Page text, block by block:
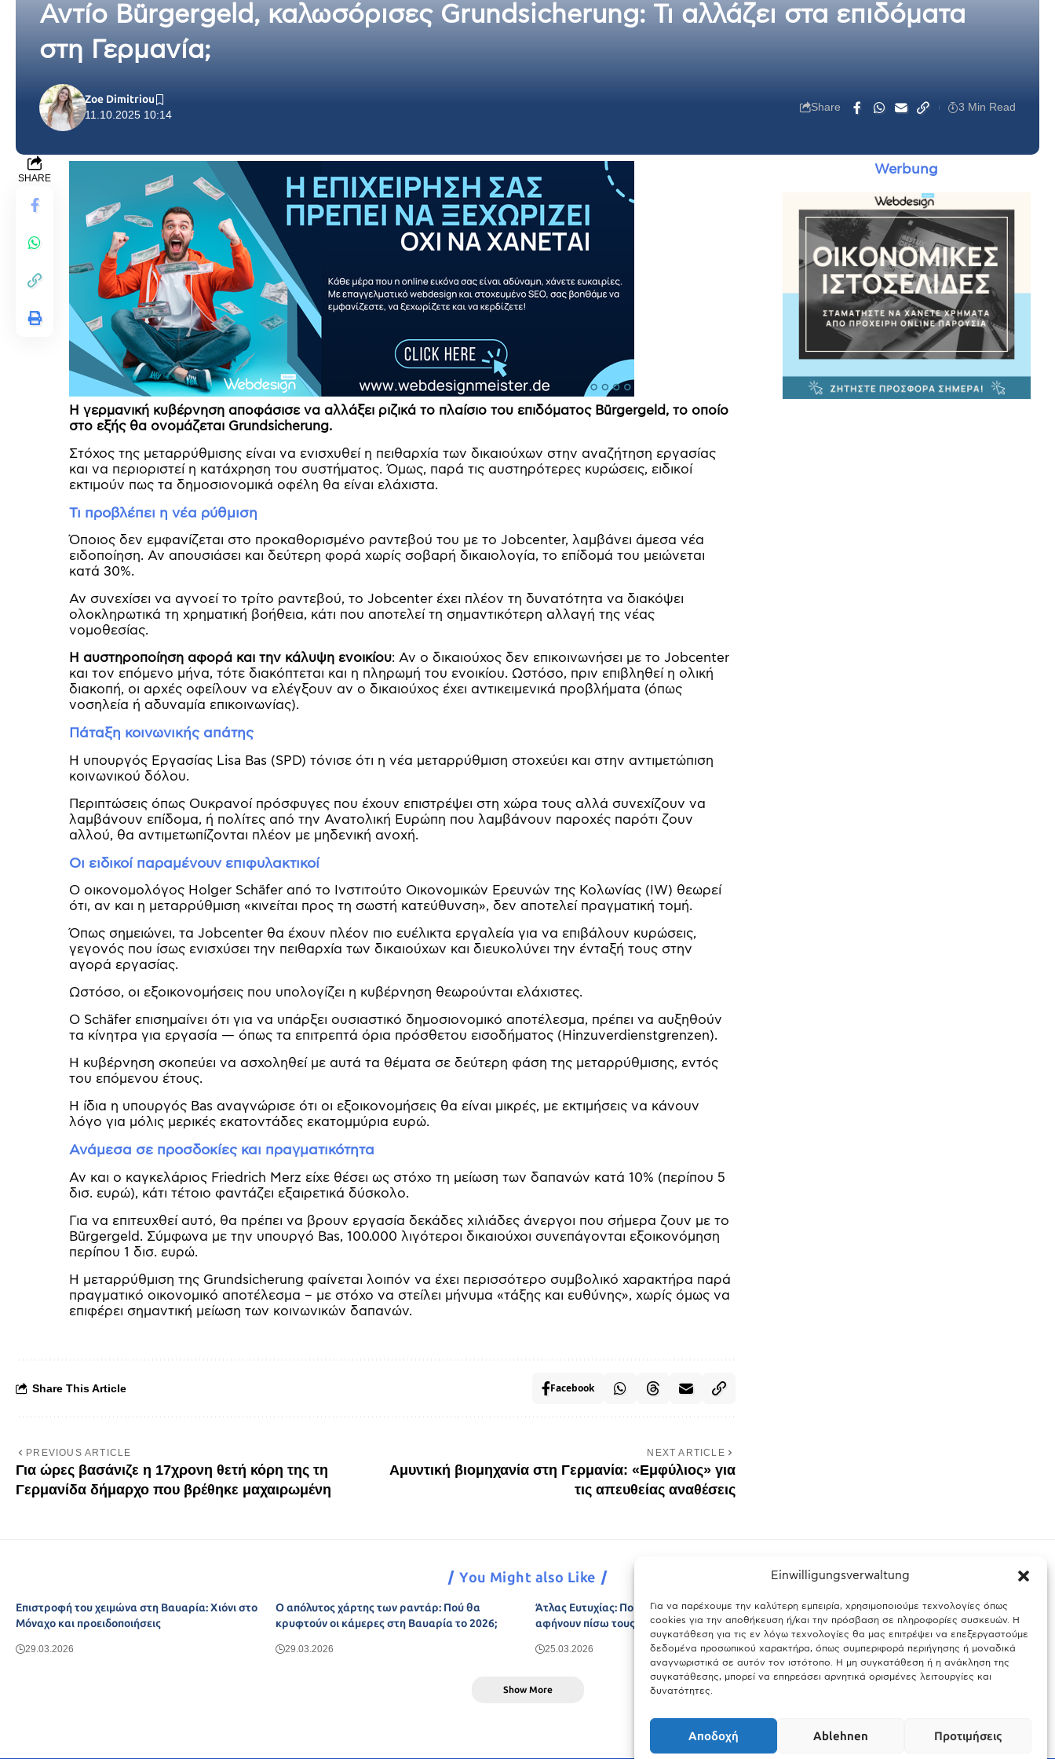
Einwilligungsverwaltung
Για να παρέχουμε την καλύτερη εμπειρία, χρησιμοποιούμε τεχνολογίες όπως
cookies για την αποθήκευση ή/και την πρόσβαση σε πληροφορίες συσκευών. Η
συγκατάθεση για τις εν λόγω τεχνολογίες θα μας επιτρέψει να επεξεργαστούμε
δεδομένα προσωπικού χαρακτήρα, όπως συμπεριφορά περιήγησης ή μοναδικά
αναγνωριστικά σε αυτόν τον ιστότοπο. Η μη συγκατάθεση ή η ανάκληση της
συγκατάθεσης, μπορεί να επηρεάσει αρνητικά ορισμένες λειτουργίες και
δυνατότητες.
Αποδοχή Ablehnen Προτιμήσεις
Αντίο Bürgergeld, καλωσόρισες Grundsicherung: Τι αλλάζει στα επιδόματα
στη Γερμανία;
11.10.2025 10:14
Zoe Dimitriou
Share 3 Min Read
SHARE
Η γερμανική κυβέρνηση αποφάσισε να αλλάξει ριζικά το πλαίσιο του επιδόματος Bürgergeld, το οποίο
στο εξής θα ονομάζεται Grundsicherung.
Στόχος της μεταρρύθμισης είναι να ενισχυθεί η πειθαρχία των δικαιούχων στην αναζήτηση εργασίας
και να περιοριστεί η κατάχρηση του συστήματος. Όμως, παρά τις αυστηρότερες κυρώσεις, ειδικοί
εκτιμούν πως τα δημοσιονομικά οφέλη θα είναι ελάχιστα.
Τι προβλέπει η νέα ρύθμιση
Όποιος δεν εμφανίζεται στο προκαθορισμένο ραντεβού του με το Jobcenter, λαμβάνει άμεσα νέα
ειδοποίηση. Αν απουσιάσει και δεύτερη φορά χωρίς σοβαρή δικαιολογία, το επίδομά του μειώνεται
κατά 30%.
Αν συνεχίσει να αγνοεί το τρίτο ραντεβού, το Jobcenter έχει πλέον τη δυνατότητα να διακόψει
ολοκληρωτικά τη χρηματική βοήθεια, κάτι που αποτελεί τη σημαντικότερη αλλαγή της νέας
νομοθεσίας.
Η αυστηροποίηση αφορά και την κάλυψη ενοικίου: Αν ο δικαιούχος δεν επικοινωνήσει με το Jobcenter
και τον επόμενο μήνα, τότε διακόπτεται και η πληρωμή του ενοικίου. Ωστόσο, πριν επιβληθεί η ολική
διακοπή, οι αρχές οφείλουν να ελέγξουν αν ο δικαιούχος έχει αντικειμενικά προβλήματα (όπως
νοσηλεία ή αδυναμία επικοινωνίας).
Πάταξη κοινωνικής απάτης
Η υπουργός Εργασίας Lisa Bas (SPD) τόνισε ότι η νέα μεταρρύθμιση στοχεύει και στην αντιμετώπιση
κοινωνικού δόλου.
Περιπτώσεις όπως Ουκρανοί πρόσφυγες που έχουν επιστρέψει στη χώρα τους αλλά συνεχίζουν να
λαμβάνουν επίδομα, ή πολίτες από την Ανατολική Ευρώπη που λαμβάνουν παροχές παρότι ζουν
αλλού, θα αντιμετωπίζονται πλέον με μηδενική ανοχή.
Οι ειδικοί παραμένουν επιφυλακτικοί
Ο οικονομολόγος Holger Schäfer από το Ινστιτούτο Οικονομικών Ερευνών της Κολωνίας (IW) θεωρεί
ότι, αν και η μεταρρύθμιση «κινείται προς τη σωστή κατεύθυνση», δεν αποτελεί πραγματική τομή.
Όπως σημειώνει, τα Jobcenter θα έχουν πλέον πιο ευέλικτα εργαλεία για να επιβάλουν κυρώσεις,
γεγονός που ίσως ενισχύσει την πειθαρχία των δικαιούχων και διευκολύνει την ένταξή τους στην
αγορά εργασίας.
Ωστόσο, οι εξοικονομήσεις που υπολογίζει η κυβέρνηση θεωρούνται ελάχιστες.
Ο Schäfer επισημαίνει ότι για να υπάρξει ουσιαστικό δημοσιονομικό αποτέλεσμα, πρέπει να αυξηθούν
τα κίνητρα για εργασία — όπως τα επιτρεπτά όρια πρόσθετου εισοδήματος (Hinzuverdienstgrenzen).
Η κυβέρνηση σκοπεύει να ασχοληθεί με αυτά τα θέματα σε δεύτερη φάση της μεταρρύθμισης, εντός
του επόμενου έτους.
Η ίδια η υπουργός Bas αναγνώρισε ότι οι εξοικονομήσεις θα είναι μικρές, με εκτιμήσεις να κάνουν
λόγο για μόλις μερικές εκατοντάδες εκατομμύρια ευρώ.
Ανάμεσα σε προσδοκίες και πραγματικότητα
Αν και ο καγκελάριος Friedrich Merz είχε θέσει ως στόχο τη μείωση των δαπανών κατά 10% (περίπου 5
δισ. ευρώ), κάτι τέτοιο φαντάζει εξαιρετικά δύσκολο.
Για να επιτευχθεί αυτό, θα πρέπει να βρουν εργασία δεκάδες χιλιάδες άνεργοι που σήμερα ζουν με το
Bürgergeld. Σύμφωνα με την υπουργό Bas, 100.000 λιγότεροι δικαιούχοι συνεπάγονται εξοικονόμηση
περίπου 1 δισ. ευρώ.
Η μεταρρύθμιση της Grundsicherung φαίνεται λοιπόν να έχει περισσότερο συμβολικό χαρακτήρα παρά
πραγματικό οικονομικό αποτέλεσμα – με στόχο να στείλει μήνυμα «τάξης και ευθύνης», χωρίς όμως να
επιφέρει σημαντική μείωση των κοινωνικών δαπανών.
Share This Article Facebook
PREVIOUS ARTICLE
Για ώρες βασάνιζε η 17χρονη θετή κόρη της τη
Γερμανίδα δήμαρχο που βρέθηκε μαχαιρωμένη
NEXT ARTICLE
Αμυντική βιομηχανία στη Γερμανία: «Εμφύλιος» για
τις απευθείας αναθέσεις
Werbung
You Might also Like
Επιστροφή του χειμώνα στη Βαυαρία: Χιόνι στο
Μόναχο και προειδοποιήσεις
29.03.2026
Ο απόλυτος χάρτης των ραντάρ: Πού θα
κρυφτούν οι κάμερες στη Βαυαρία το 2026;
29.03.2026
Άτλας Ευτυχίας: Ποιες πόλεις της Βαυαρίας
αφήνουν πίσω τους το Μόναχο;
25.03.2026
Θύελλα χτυπά το Μόναχο: Κίνδυνος από τους
ισχυρούς ανέμους και τις καταιγίδες
25.03.2026
Show More